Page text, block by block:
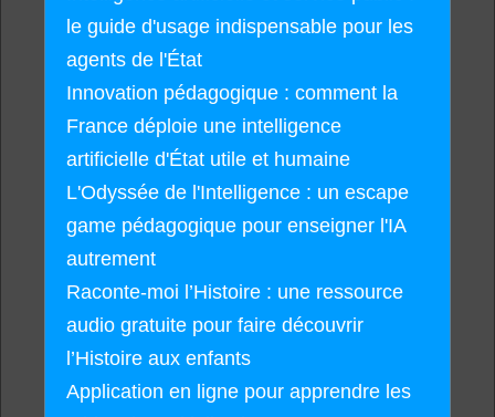
le guide d'usage indispensable pour les
agents de l'État
Innovation pédagogique : comment la
France déploie une intelligence
artificielle d'État utile et humaine
L'Odyssée de l'Intelligence : un escape
game pédagogique pour enseigner l'IA
autrement
Raconte-moi l’Histoire : une ressource
audio gratuite pour faire découvrir
l’Histoire aux enfants
Application en ligne pour apprendre les